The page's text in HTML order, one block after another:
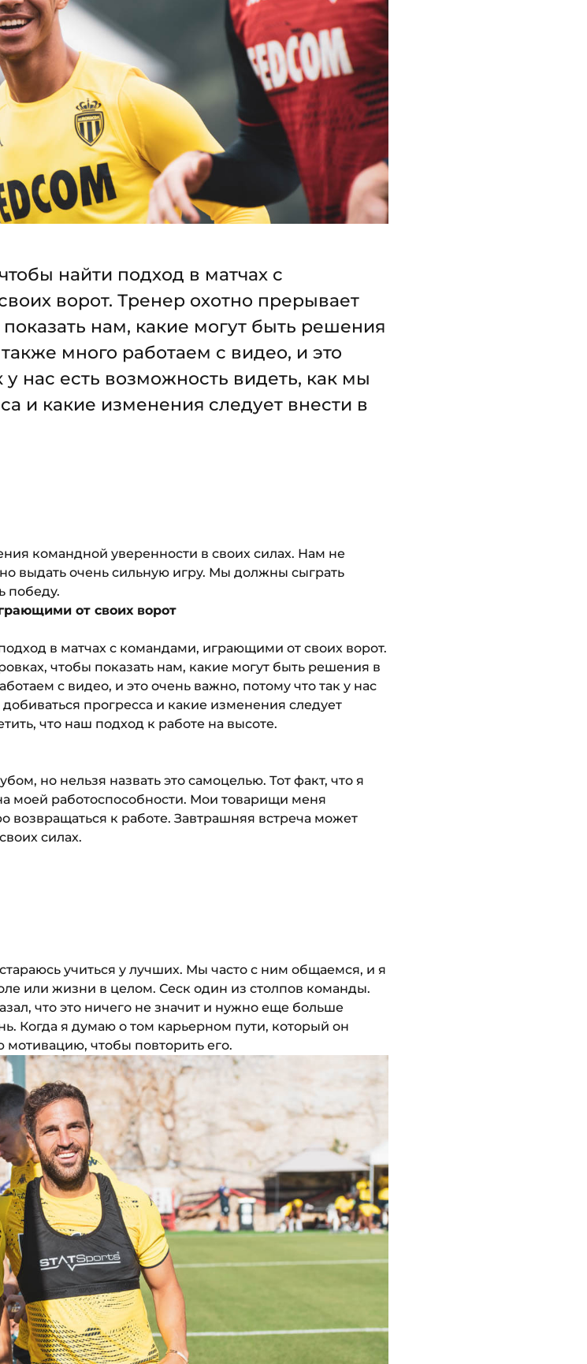
найти подход в матчах с
ворот. Тренер охотно прерывает
нам, какие могут быть решения
много работаем с видео, и это
у нас есть возможность видеть, как мы
и какие изменения следует внести в
командной уверенности в своих силах. Нам не
выдать очень сильную игру. Мы должны сыграть
победу.
от своих ворот
в матчах с командами, играющими от своих ворот.
чтобы показать нам, какие могут быть решения в
с видео, и это очень важно, потому что так у нас
прогресса и какие изменения следует
что наш подход к работе на высоте.
но нельзя назвать это самоцелью. Тот факт, что я
моей работоспособности. Мои товарищи меня
возвращаться к работе. Завтрашняя встреча может
силах.
учиться у лучших. Мы часто с ним общаемся, и я
или жизни в целом. Сеск один из столпов команды.
что это ничего не значит и нужно еще больше
Когда я думаю о том карьерном пути, который он
чтобы повторить его.